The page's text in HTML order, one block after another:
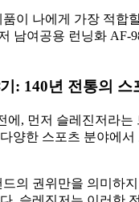
이 나에게 가장 적합
남여공용 런닝화
: 140년 전통의 스
에, 먼저 슬레진저라
양한 스포츠 분야에
의 권위만을 의미하